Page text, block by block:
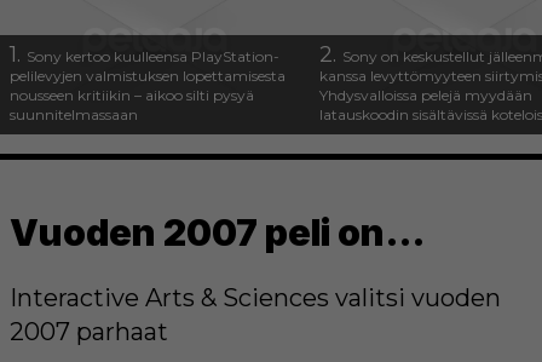
1. Sony kertoo kuulleensa PlayStation-
pelilevyjen valmistuksen lopettamisesta
nousseen kritiikin – aikoo silti pysyä
suunnitelmassaan
2. Sony on keskustellut
kanssa levyttömyyteen
Yhdysvalloissa pelejä myydään
latauskoodin sisältävissä
Vuoden 2007 peli on…
Interactive Arts & Sciences valitsi vuoden
2007 parhaat